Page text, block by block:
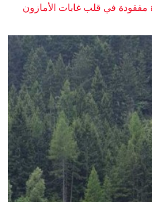
في قلب غابات الأمازون